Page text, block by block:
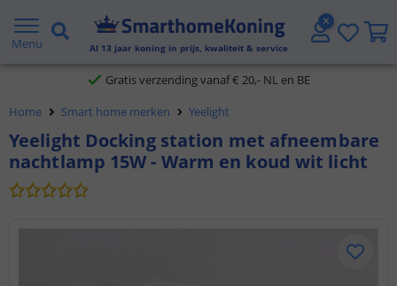
Menu Al 13 jaar koning in prijs, kwaliteit & service
2 jaar garantie
Gratis verzending vanaf € 20,- NL en BE
Klantbeoordeling 9.1
Voor 23:45 uur besteld,morgen in huis
Home Smart home merken Yeelight
Yeelight Docking station met afneembare
nachtlamp 15W - Warm en koud wit licht